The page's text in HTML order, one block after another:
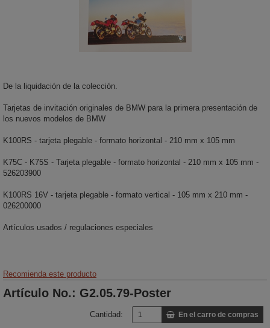
De la liquidación de la colección.
Tarjetas de invitación originales de BMW para la primera presentación de
los nuevos modelos de BMW
K100RS - tarjeta plegable - formato horizontal - 210 mm x 105 mm
K75C - K75S - Tarjeta plegable - formato horizontal - 210 mm x 105 mm -
526203900
K100RS 16V - tarjeta plegable - formato vertical - 105 mm x 210 mm -
026200000
Artículos usados / regulaciones especiales
Recomienda este producto
Artículo No.: G2.05.79-Poster
Cantidad: En el carro de compras